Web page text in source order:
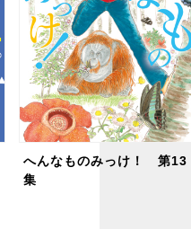
へんなものみっけ！ 第13
集